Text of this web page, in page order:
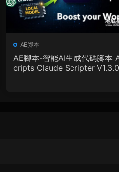
AE腳本
AE腳本-智能AI生成代碼腳本
cripts Claude Scripter